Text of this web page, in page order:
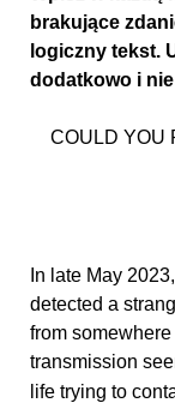
brakujące
logiczny tekst.
dodatkowo i
COULD YOU
In late May
detected a
from
transmission
life trying to